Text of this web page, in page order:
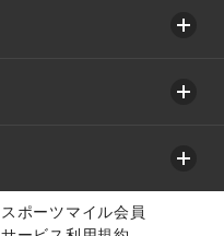
スポーツマイル会員